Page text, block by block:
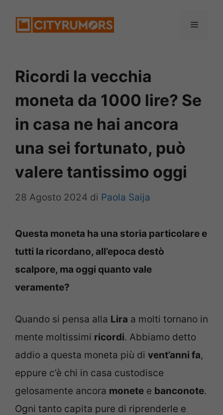
Menu
Ricordi la vecchia
moneta da 1000 lire? Se
in casa ne hai ancora
una sei fortunato, può
valere tantissimo oggi
28 Agosto 2024 di Paola Saija
Questa moneta ha una storia particolare e
tutti la ricordano, all’epoca destò
scalpore, ma oggi quanto vale
veramente?
Quando si pensa alla Lira a molti tornano in
mente moltissimi ricordi. Abbiamo detto
addio a questa moneta più di vent’anni fa,
eppure c’è chi in casa custodisce
gelosamente ancora monete e banconote.
Ogni tanto capita pure di riprenderle e